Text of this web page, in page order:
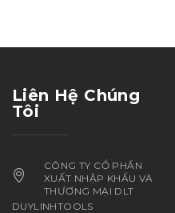
Liên Hệ Chúng
Tôi
CÔNG TY CỔ PHẦN
XUẤT NHẬP KHẨU VÀ
THƯƠNG MẠI DLT
DUYLINHTOOLS